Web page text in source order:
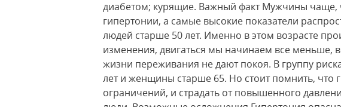
диабетом; курящие. Важный факт Мужчины
гипертонии, а самые высокие показатели
людей старше 50 лет. Именно в этом возрасте
изменения, двигаться мы начинаем все меньше,
жизни переживания не дают покоя. В группу
лет и женщины старше 65. Но стоит помнить, что
ограничений, и страдать от повышенного